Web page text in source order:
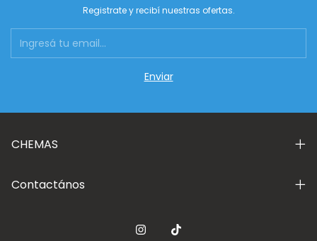
Registrate y recibí nuestras ofertas.
CHEMAS
Contactános